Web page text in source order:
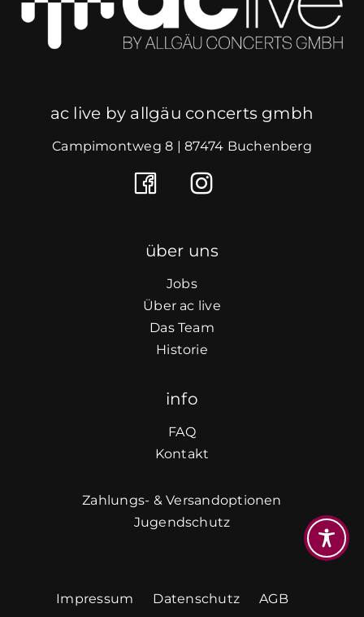
ac live by allgäu concerts gmbh
Campimontweg 8 | 87474 Buchenberg
über uns
Jobs
Über ac live
Das Team
Historie
info
FAQ
Kontakt
Zahlungs- & Versandoptionen
Jugendschutz
Impressum Datenschutz AGB